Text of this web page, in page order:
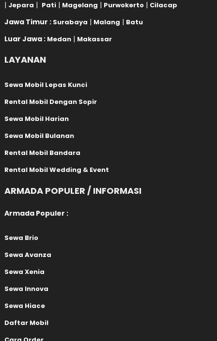
| Jepara | Pati | Magelang | Purwokerto | Cilacap
Jawa Timur : Surabaya | Malang | Batu
Luar Jawa : Medan | Makassar
LAYANAN
Sewa Mobil Lepas Kunci
Rental Mobil Dengan Sopir
Sewa Mobil Harian
Sewa Mobil Bulanan
Rental Mobil Bandara
Rental Mobil Wedding & Event
ARMADA POPULER / INFORMASI
Armada Populer :
Sewa Brio
Sewa Avanza
Sewa Xenia
Sewa Innova
Sewa Hiace
Daftar Mobil